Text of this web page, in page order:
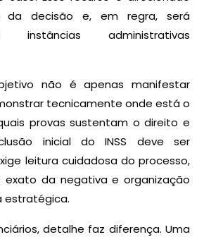
da decisão e, em regra, será
instâncias administrativas
não é apenas manifestar
tecnicamente onde está o
provas sustentam o direito e
inicial do INSS deve ser
leitura cuidadosa do processo,
exato da negativa e organização
estratégica.
detalhe faz diferença. Uma